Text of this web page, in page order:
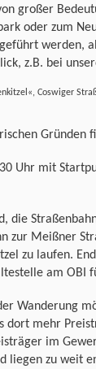
großer
oder zum
werden,
z.B. bei
Coswiger
Gründen
Uhr mit
die
zur Meißner
zu laufen.
am OBI
Wanderung
dort mehr
im
liegen zu weit